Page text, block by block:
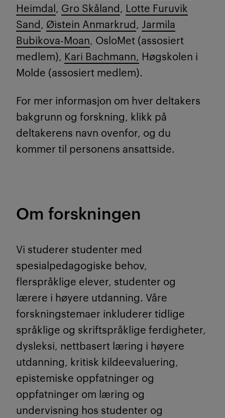
Heimdal, Gro Skåland, Lotte Furuvik
Sand, Øistein Anmarkrud, Jarmila
Bubikova-Moan, OsloMet (assosiert
medlem), Kari Bachmann, Høgskolen i
Molde (assosiert medlem).
For mer informasjon om hver deltakers
bakgrunn og forskning, klikk på
deltakerens navn ovenfor, og du
kommer til personens ansattside.
Om forskningen
Vi studerer studenter med
spesialpedagogiske behov,
flerspråklige elever, studenter og
lærere i høyere utdanning. Våre
forskningstemaer inkluderer tidlige
språklige og skriftspråklige ferdigheter,
dysleksi, nettbasert læring i høyere
utdanning, kritisk kildeevaluering,
epistemiske oppfatninger og
oppfatninger om læring og
undervisning hos studenter og